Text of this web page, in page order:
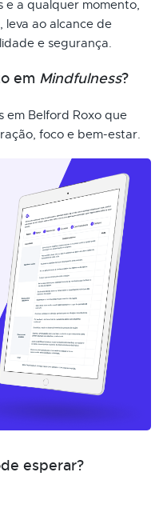
e a qualquer momento,
leva ao alcance de
e segurança.
em Mindfulness?
em Belford Roxo que
foco e bem-estar.
esperar?